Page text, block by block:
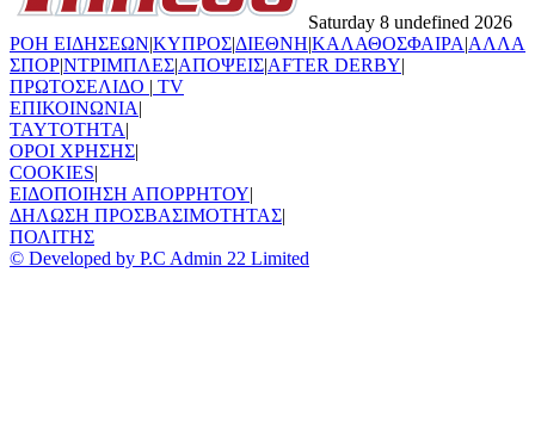
Saturday 8 undefined 2026
ΡΟΗ ΕΙΔΗΣΕΩΝ|ΚΥΠΡΟΣ|ΔΙΕΘΝΗ|ΚΑΛΑΘΟΣΦΑΙΡΑ|ΑΛΛΑ
ΣΠΟΡ|ΝΤΡΙΜΠΛΕΣ|ΑΠΟΨΕΙΣ|AFTER DERBY|
ΠΡΩΤΟΣΕΛΙΔΟ | TV
ΕΠΙΚΟΙΝΩΝΙΑ|
TAYTOTHTA|
ΟΡΟΙ ΧΡΗΣΗΣ|
COOKIES|
ΕΙΔΟΠΟΙΗΣΗ ΑΠΟΡΡΗΤΟΥ|
ΔΗΛΩΣΗ ΠΡΟΣΒΑΣΙΜΟΤΗΤΑΣ|
ΠΟΛΙΤΗΣ
© Developed by P.C Admin 22 Limited